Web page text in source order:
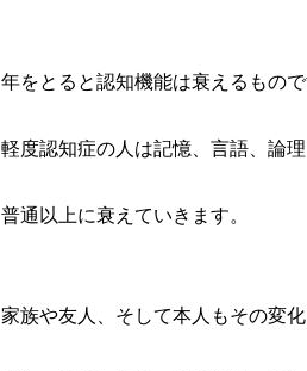
年をとると認知機能は衰えるもので
軽度認知症の人は記憶、言語、論
普通以上に衰えていきます。
家族や友人、そして本人もその変